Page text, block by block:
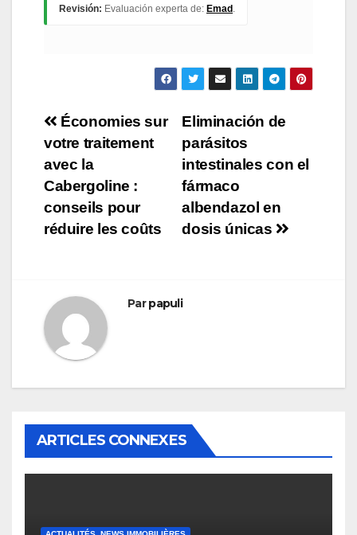
Revisión: Evaluación experta de: Emad .
Navigation
de
l’article
Eliminación de
parásitos
intestinales con el
fármaco
albendazol en
dosis únicas
Économies sur
votre traitement
avec la
Cabergoline :
conseils pour
réduire les coûts
Parpapuli
ARTICLES CONNEXES